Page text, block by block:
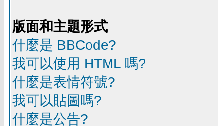
版面和主題形式
什麼是 BBCode?
我可以使用 HTML 嗎?
什麼是表情符號?
我可以貼圖嗎?
什麼是公告?